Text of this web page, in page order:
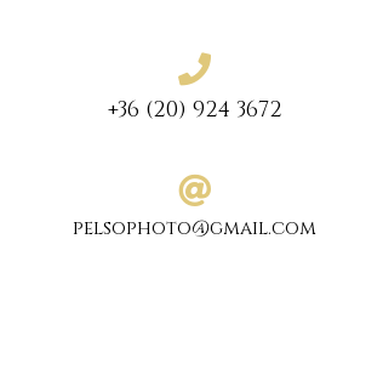
+36 (20) 924 3672
pelsophoto@gmail.com